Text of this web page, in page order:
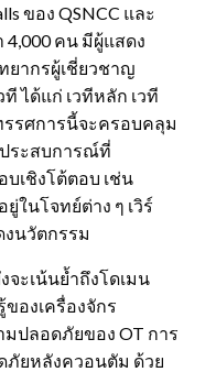
ของ QSNCC และ
4,000 คน มีผู้แสดง
ยากรผู้เชี่ยวชาญ
ได้แก่ เวทีหลัก เวที
รรศการนี้จะครอบคลุม
ประสบการณ์ที่
เชิงโต้ตอบ เช่น
ในโจทย์ต่าง ๆ เวิร์
นวัตกรรม
จะเน้นย้ำถึงโดเมน
ของเครื่องจักร
ปลอดภัยของ OT การ
ภัยหลังควอนตัม ด้วย